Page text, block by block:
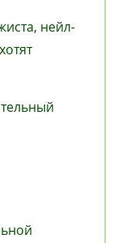
нейл-